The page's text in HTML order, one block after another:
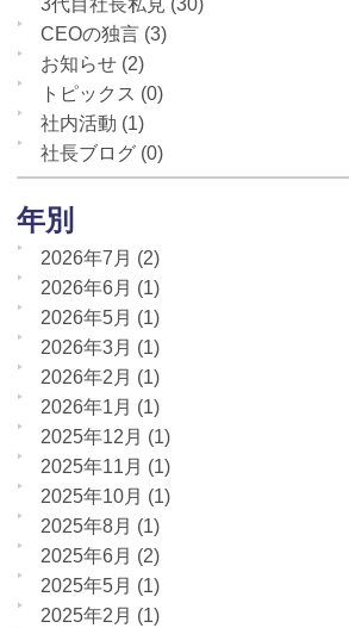
3代目社長私見 (30)
CEOの独言 (3)
お知らせ (2)
トピックス (0)
社内活動 (1)
社長ブログ (0)
年別
2026年7月 (2)
2026年6月 (1)
2026年5月 (1)
2026年3月 (1)
2026年2月 (1)
2026年1月 (1)
2025年12月 (1)
2025年11月 (1)
2025年10月 (1)
2025年8月 (1)
2025年6月 (2)
2025年5月 (1)
2025年2月 (1)